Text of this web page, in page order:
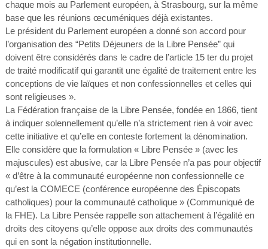
chaque mois au Parlement européen, à Strasbourg, sur la même
base que les réunions œcuméniques déjà existantes.
Le président du Parlement européen a donné son accord pour
l’organisation des “Petits Déjeuners de la Libre Pensée” qui
doivent être considérés dans le cadre de l’article 15 ter du projet
de traité modificatif qui garantit une égalité de traitement entre les
conceptions de vie laïques et non confessionnelles et celles qui
sont religieuses ».
La Fédération française de la Libre Pensée, fondée en 1866, tient
à indiquer solennellement qu’elle n’a strictement rien à voir avec
cette initiative et qu’elle en conteste fortement la dénomination.
Elle considère que la formulation « Libre Pensée » (avec les
majuscules) est abusive, car la Libre Pensée n’a pas pour objectif
« d’être à la communauté européenne non confessionnelle ce
qu’est la COMECE (conférence européenne des Épiscopats
catholiques) pour la communauté catholique » (Communiqué de
la FHE). La Libre Pensée rappelle son attachement à l’égalité en
droits des citoyens qu’elle oppose aux droits des communautés
qui en sont la négation institutionnelle.